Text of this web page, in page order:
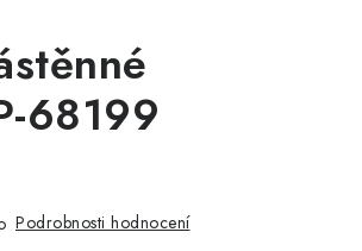
68199
Podrobnosti hodnocení